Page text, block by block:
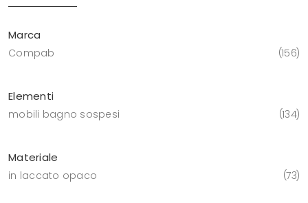
Marca
Compab 156
Elementi
mobili bagno sospesi 134
Materiale
in laccato opaco 73